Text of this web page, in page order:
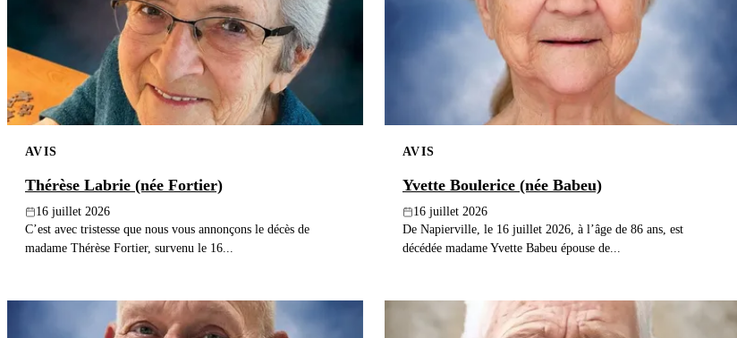
AVIS
Thérèse Labrie (née Fortier)
16 juillet 2026
C’est avec tristesse que nous vous annonçons le décès de
madame Thérèse Fortier, survenu le 16...
AVIS
Yvette Boulerice (née Babeu)
16 juillet 2026
De Napierville, le 16 juillet 2026, à l’âge de 86 ans, est
décédée madame Yvette Babeu épouse de...